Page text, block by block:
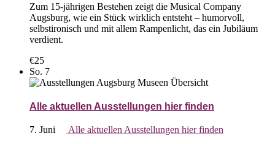
Zum 15-jährigen Bestehen zeigt die Musical Company
Augsburg, wie ein Stück wirklich entsteht – humorvoll,
selbstironisch und mit allem Rampenlicht, das ein Jubiläum
verdient.
€25
So. 7
Alle aktuellen Ausstellungen hier finden
7. Juni
Alle aktuellen Ausstellungen hier finden